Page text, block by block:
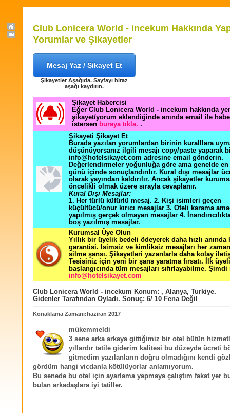
Club Lonicera World - incekum Hakkında
Yorumlar ve Şikayetler
Mesaj Yaz / Şikayet Et
Şikayetler Aşağıda. Sayfayı biraz
aşağı kaydırın.
Şikayet Habercisi
Eğer Club Lonicera World - incekum hakkında
şikayet/yorum eklendiğinde anında email ile
istersen buraya tıkla. .
Şikayeti Şikayet Et
Burada yazılan yorumlardan birinin kuralllara
düşünüyorsanız ilgili mesajı copy/paste yaparak
info@hotelsikayet.com adresine email gönderin.
Değerlendirmeler yoğunluğa göre ama genelde
günü içinde sonuçlandırılır. Kural dışı mesajlar
olarak yayından kaldırılır. Ancak şikayetler
öncelikli olmak üzere sırayla cevaplanır.
Kural Dışı Mesajlar:
1. Her türlü küfürlü mesaj. 2. Kişi isimleri geçen
küçültücü/onur kırıcı mesajlar 3. Oteli karama
yapılmış gerçek olmayan mesajlar 4.
boş yazılmış mesajlar.
Kurumsal Üye Olun
Yıllık bir üyelik bedeli ödeyerek daha hızlı
garantisi. İsimsiz ve kimliksiz mesajları her zaman
silme şansı. Şikayetleri yazanlarla daha kolay
Tesisiniz için yeni bir şans yaratma fırsatı. İlk
başlangıcında tüm mesajları sıfırlayabilme. Şimdi
info@hotelsikayet.com
Club Lonicera World - incekum Konum: , Alanya, Turkiye.
Gidenler Tarafından Oyladı. Sonuç: 6/ 10 Fena Değil
Konaklama Zamanı:haziran 2017
mükemmeldi
3 sene arka arkaya gittiğimiz bir otel bütün
yıllardır tatile giderim kalitesi bu düzeyde ücreti
gitmedim yazılanların doğru olmadığını kendi
gördüm hangi vicdanla kötülüyorlar anlamıyorum.
Bu senede bu otel için ayarlama yapmaya çalıştım fakat yer
bulan arkadaşlara iyi tatiller.